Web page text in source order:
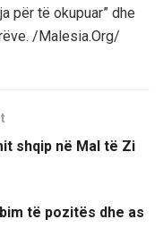
për të okupuar” dhe
/Malesia.Org/
shqip në Mal të Zi
të pozitës dhe as